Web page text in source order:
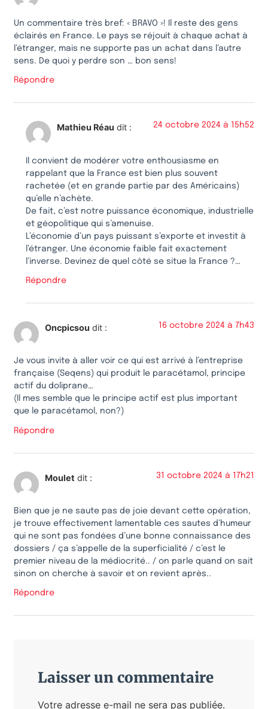
Un commentaire très bref: « BRAVO »! Il reste des gens
éclairés en France. Le pays se réjouit à chaque achat à
l’étranger, mais ne supporte pas un achat dans l’autre
sens. De quoi y perdre son … bon sens!
Répondre
Mathieu Réau dit : 24 octobre 2024 à 15h52
Il convient de modérer votre enthousiasme en
rappelant que la France est bien plus souvent
rachetée (et en grande partie par des Américains)
qu’elle n’achète.
De fait, c’est notre puissance économique, industrielle
et géopolitique qui s’amenuise.
L’économie d’un pays puissant s’exporte et investit à
l’étranger. Une économie faible fait exactement
l’inverse. Devinez de quel côté se situe la France ?…
Répondre
Oncpicsou dit : 16 octobre 2024 à 7h43
Je vous invite à aller voir ce qui est arrivé à l’entreprise
française (Seqens) qui produit le paracétamol, principe
actif du doliprane…
(Il mes semble que le principe actif est plus important
que le paracétamol, non?)
Répondre
Moulet dit : 31 octobre 2024 à 17h21
Bien que je ne saute pas de joie devant cette opération,
je trouve effectivement lamentable ces sautes d’humeur
qui ne sont pas fondées d’une bonne connaissance des
dossiers / ça s’appelle de la superficialité / c’est le
premier niveau de la médiocrité.. / on parle quand on sait
sinon on cherche à savoir et on revient après..
Répondre
Laisser un commentaire
Votre adresse e-mail ne sera pas publiée.